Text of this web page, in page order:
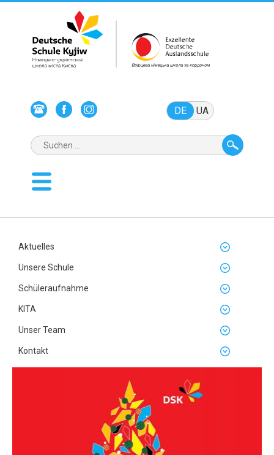
DE UA
Aktuelles
Unsere Schule
Schüleraufnahme
KITA
Unser Team
Kontakt